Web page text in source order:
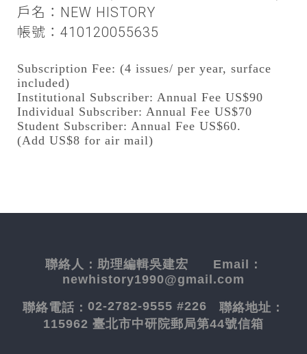
戶名：NEW HISTORY
帳號：410120055635
Subscription Fee: (4 issues/ per year, surface
included)
Institutional Subscriber: Annual Fee US$90
Individual Subscriber: Annual Fee US$70
Student Subscriber: Annual Fee US$60.
(Add US$8 for air mail)
聯絡人： 助理編輯吳建宏 Email：
newhistory1990@gmail.com
聯絡電話： 02-2782-9555 #226 聯絡地址：
115962 臺北市中研院郵局第44號信箱